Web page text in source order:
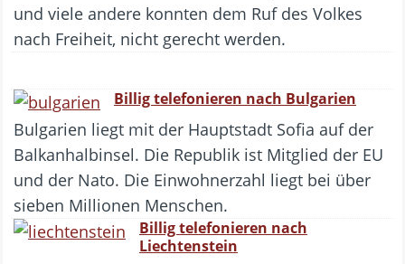
und viele andere konnten dem Ruf des Volkes
nach Freiheit, nicht gerecht werden.
Billig telefonieren nach Bulgarien
Bulgarien liegt mit der Hauptstadt Sofia auf der
Balkanhalbinsel. Die Republik ist Mitglied der EU
und der Nato. Die Einwohnerzahl liegt bei über
sieben Millionen Menschen.
Billig telefonieren nach
Liechtenstein